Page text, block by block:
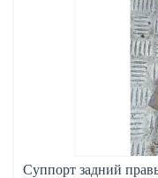
Суппорт задний